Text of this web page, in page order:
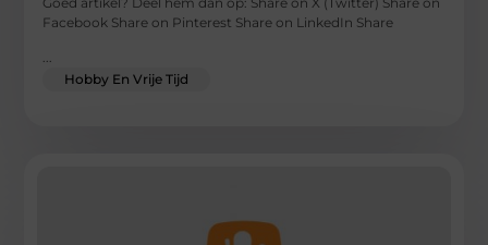
Facebook Share on Pinterest Share on LinkedIn Share
...
Hobby En Vrije Tijd